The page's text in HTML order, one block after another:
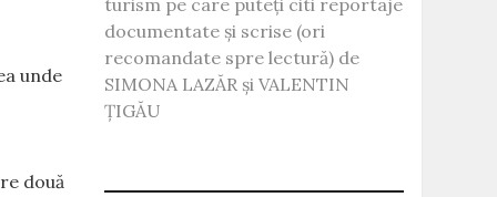
unde
două
turism pe care puteți citi reportaje
documentate și scrise (ori
recomandate spre lectură) de
SIMONA LAZĂR și VALENTIN
ȚIGĂU